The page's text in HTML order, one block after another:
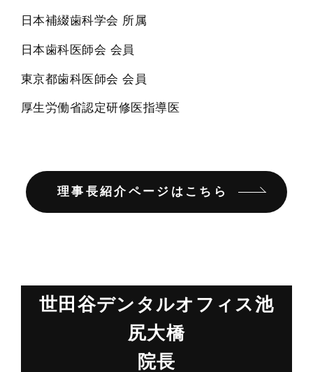
日本補綴歯科学会 所属
日本歯科医師会 会員
東京都歯科医師会 会員
厚生労働省認定研修医指導医
理事長紹介ページはこちら
世田谷デンタルオフィス池
尻大橋
院長